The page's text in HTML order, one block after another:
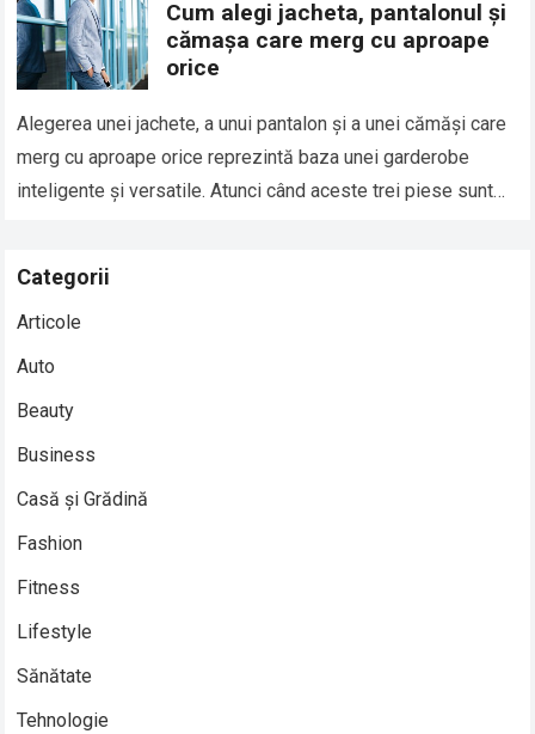
Cum alegi jacheta, pantalonul și
cămașa care merg cu aproape
orice
Alegerea unei jachete, a unui pantalon și a unei cămăși care
merg cu aproape orice reprezintă baza unei garderobe
inteligente și versatile. Atunci când aceste trei piese sunt
Categorii
Articole
Auto
Beauty
Business
Casă și Grădină
Fashion
Fitness
Lifestyle
Sănătate
Tehnologie